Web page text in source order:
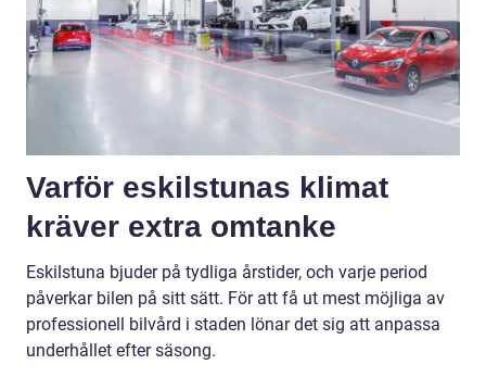
Varför eskilstunas klimat
kräver extra omtanke
Eskilstuna bjuder på tydliga årstider, och varje period
påverkar bilen på sitt sätt. För att få ut mest möjliga av
professionell bilvård i staden lönar det sig att anpassa
underhållet efter säsong.